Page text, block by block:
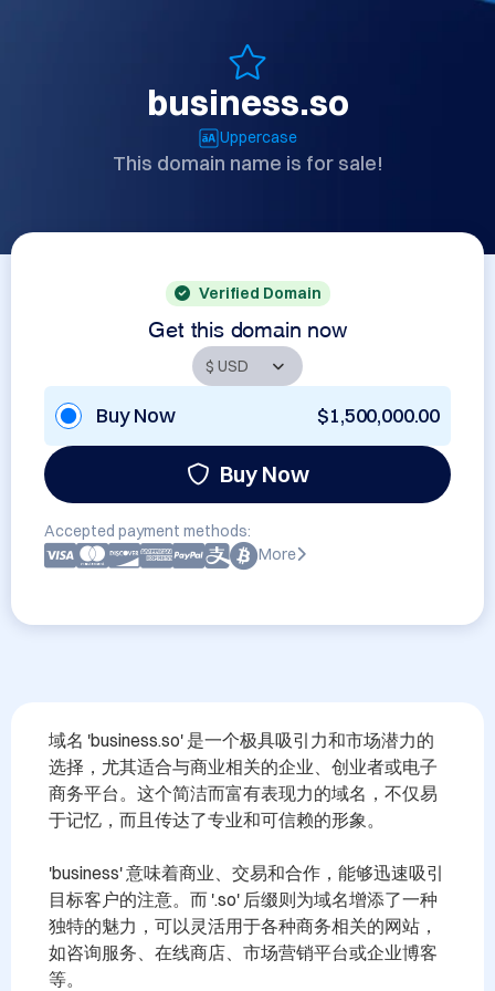
business.so
Uppercase
This domain name is for sale!
Verified Domain
Get this domain now
Buy Now $1,500,000.00
Buy Now
Accepted payment methods:
More
域名 'business.so' 是一个极具吸引力和市场潜力的
选择，尤其适合与商业相关的企业、创业者或电子
商务平台。这个简洁而富有表现力的域名，不仅易
于记忆，而且传达了专业和可信赖的形象。
'business' 意味着商业、交易和合作，能够迅速吸引
目标客户的注意。而 '.so' 后缀则为域名增添了一种
独特的魅力，可以灵活用于各种商务相关的网站，
如咨询服务、在线商店、市场营销平台或企业博客
等。